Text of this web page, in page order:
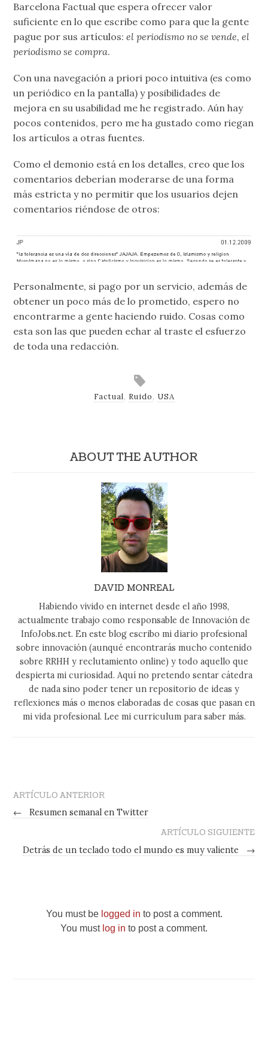
Barcelona Factual que espera ofrecer valor
suficiente en lo que escribe como para que la gente
pague por sus artículos:el periodismo no se vende, el
periodismo se compra.
Con una navegación a priori poco intuitiva (es como
un periódico en la pantalla) y posibilidades de
mejora en su usabilidad me he registrado. Aún hay
pocos contenidos, pero me ha gustado como riegan
los artículos a otras fuentes.
Como el demonio está en los detalles, creo que los
comentarios deberían moderarse de una forma
más estricta y no permitir que los usuarios dejen
comentarios riéndose de otros:
Personalmente, si pago por un servicio, además de
obtener un poco más de lo prometido, espero no
encontrarme a gente haciendo ruido. Cosas como
esta son las que pueden echar al traste el esfuerzo
de toda una redacción.
Factual, Ruido, USA
ABOUT THE AUTHOR
DAVID MONREAL
Habiendo vivido en internet desde el año 1998,
actualmente trabajo como responsable de Innovación de
InfoJobs.net. En este blog escribo mi diario profesional
sobre innovación (aunqué encontrarás mucho contenido
sobre RRHH y reclutamiento online) y todo aquello que
despierta mi curiosidad. Aquí no pretendo sentar cátedra
de nada sino poder tener un repositorio de ideas y
reflexiones más o menos elaboradas de cosas que pasan en
mi vida profesional. Lee mi curriculum para saber más.
ARTÍCULO ANTERIOR
←
Resumen semanal en Twitter
ARTÍCULO SIGUIENTE
Detrás de un teclado todo el mundo es muy valiente
→
You must be logged in to post a comment.
You must log in to post a comment.